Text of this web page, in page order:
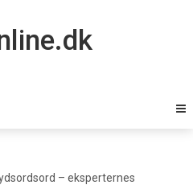
– eksperternes